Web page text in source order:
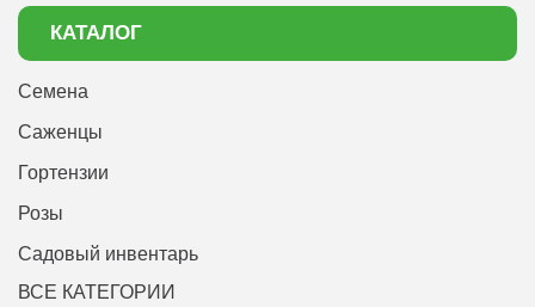
КАТАЛОГ
Семена
Саженцы
Гортензии
Розы
Садовый инвентарь
ВСЕ КАТЕГОРИИ